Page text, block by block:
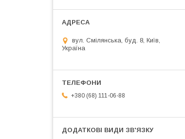
вул. Смілянська, буд. 8, Київ,
Україна
+380 (68) 111-06-88